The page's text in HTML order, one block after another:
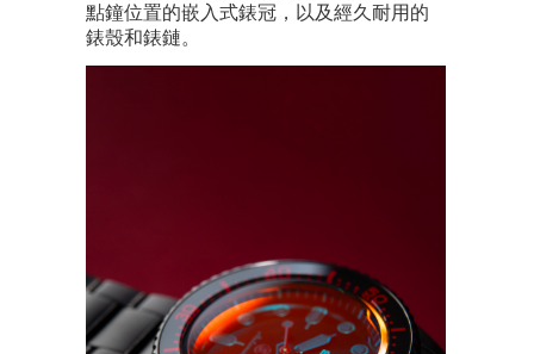
點鐘位置的嵌入式錶冠，以及經久耐用的
錶殼和錶鏈。